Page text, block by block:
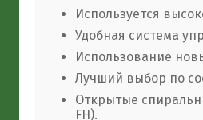
Используется
Удобная система
Использование
Лучший выбор по
Открытые
FH).